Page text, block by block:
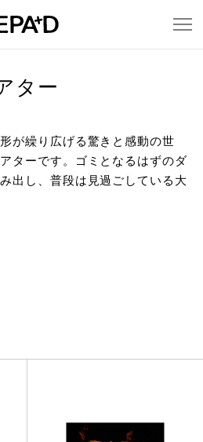
ター
が繰り広げる驚きと感動の世
ターです。ゴミとなるはずのダ
出し、普段は見過ごしている大